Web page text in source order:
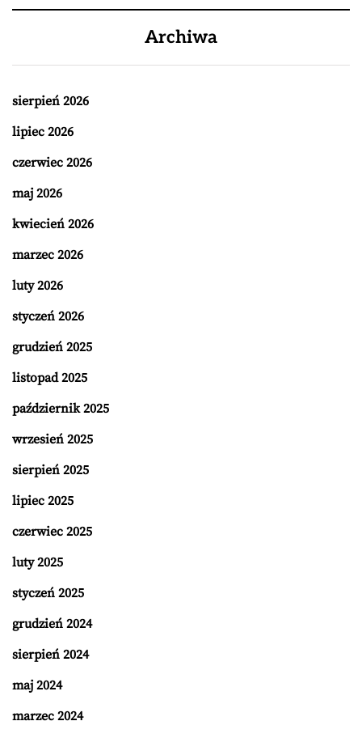
Archiwa
sierpień 2026
lipiec 2026
czerwiec 2026
maj 2026
kwiecień 2026
marzec 2026
luty 2026
styczeń 2026
grudzień 2025
listopad 2025
październik 2025
wrzesień 2025
sierpień 2025
lipiec 2025
czerwiec 2025
luty 2025
styczeń 2025
grudzień 2024
sierpień 2024
maj 2024
marzec 2024